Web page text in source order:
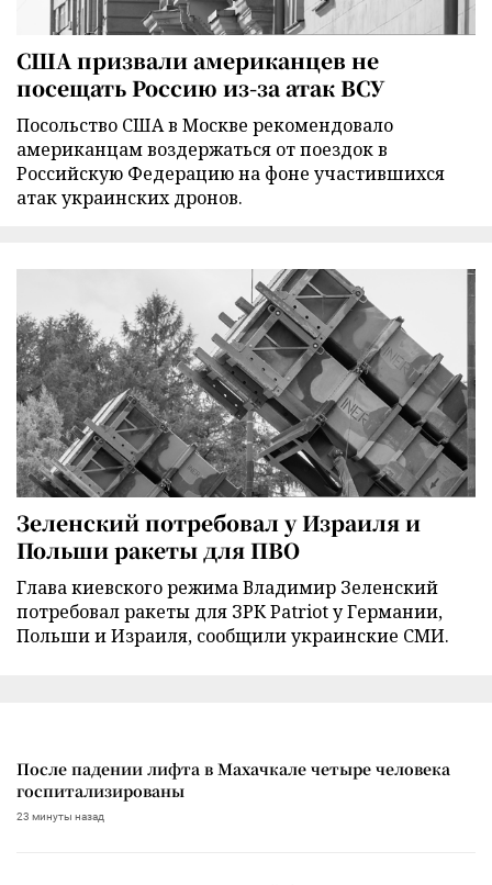
США призвали американцев не
посещать Россию из-за атак ВСУ
Посольство США в Москве рекомендовало
американцам воздержаться от поездок в
Российскую Федерацию на фоне участившихся
атак украинских дронов.
Зеленский потребовал у Израиля и
Польши ракеты для ПВО
Глава киевского режима Владимир Зеленский
потребовал ракеты для ЗРК Patriot у Германии,
Польши и Израиля, сообщили украинские СМИ.
После падении лифта в Махачкале четыре человека
госпитализированы
23 минуты назад